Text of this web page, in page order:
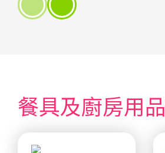
餐具及廚房用品